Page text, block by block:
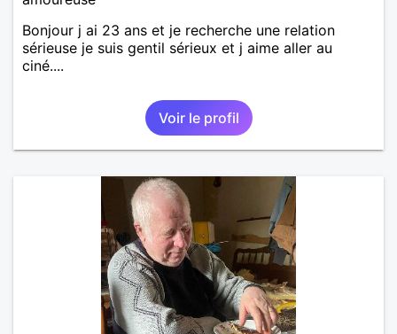
Bonjour j ai 23 ans et je recherche une relation
sérieuse je suis gentil sérieux et j aime aller au
ciné....
Voir le profil